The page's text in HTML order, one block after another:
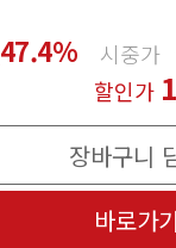
47.4% 시중가
할인가
장바구니
바로가기